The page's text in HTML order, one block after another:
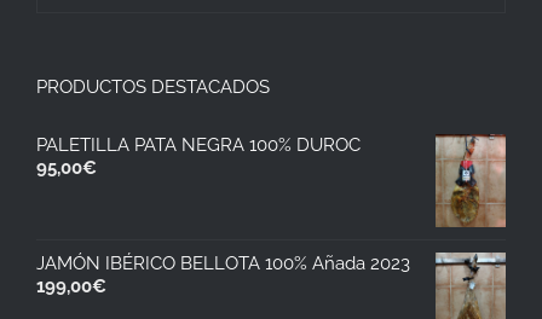
PRODUCTOS DESTACADOS
PALETILLA PATA NEGRA 100% DUROC
95,00€
JAMÓN IBÉRICO BELLOTA 100% Añada 2023
199,00€